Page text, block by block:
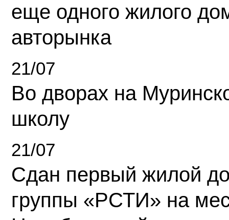
еще одного жилого
авторынка
21/07
Во дворах на
школу
21/07
Сдан первый жилой
группы «РСТИ» на